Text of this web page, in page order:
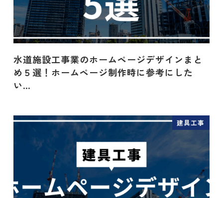
水道施設工事業のホームページデザインまと
め５選！ホームページ制作時に参考にした
い…
建具工事